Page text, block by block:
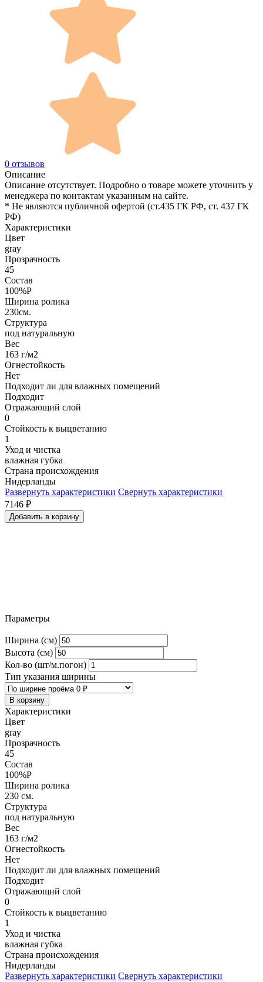
0 отзывов
Описание
Описание отсутствует. Подробно о товаре можете уточнить у
менеджера по контактам указанным на сайте.
* Не являются публичной офертой (ст.435 ГК РФ, cт. 437 ГК
РФ)
Характеристики
Цвет
gray
Прозрачность
45
Состав
100%P
Ширина ролика
230см.
Структура
под натуральную
Вес
163 г/м2
Огнестойкость
Нет
Подходит ли для влажных помещений
Подходит
Отражающий слой
0
Стойкость к выцветанию
1
Уход и чистка
влажная губка
Страна происхождения
Нидерланды
Развернуть характеристики Свернуть характеристики
7146 ₽
Добавить в корзину
Параметры
Ширина (см)
Высота (см)
Кол-во (шт/м.погон)
Тип указания ширины
В корзину
Характеристики
Цвет
gray
Прозрачность
45
Состав
100%P
Ширина ролика
230 см.
Структура
под натуральную
Вес
163 г/м2
Огнестойкость
Нет
Подходит ли для влажных помещений
Подходит
Отражающий слой
0
Стойкость к выцветанию
1
Уход и чистка
влажная губка
Страна происхождения
Нидерланды
Развернуть характеристики Свернуть характеристики